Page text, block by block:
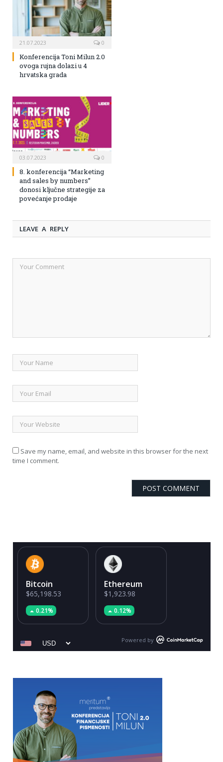
21.07.2023 0
Konferencija Toni Milun 2.0
ovoga rujna dolazi u 4
hrvatska grada
03.07.2023 0
8. konferencija “Marketing
and sales by numbers”
donosi ključne strategije za
povećanje prodaje
LEAVE A REPLY
Save my name, email, and website in this browser for the next
time I comment.
Bitcoin
$65,198.53
0.21%
Ethereum
$1,923.98
0.12%
Powered by